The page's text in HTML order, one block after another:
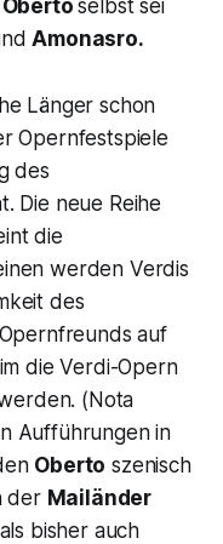
Oberto selbst sei
Amonasro.
Länger schon
Opernfestspiele
des
Die neue Reihe
die
werden Verdis
des
auf
die Verdi-Opern
(Nota
Aufführungen in
Oberto szenisch
der Mailänder
bisher auch